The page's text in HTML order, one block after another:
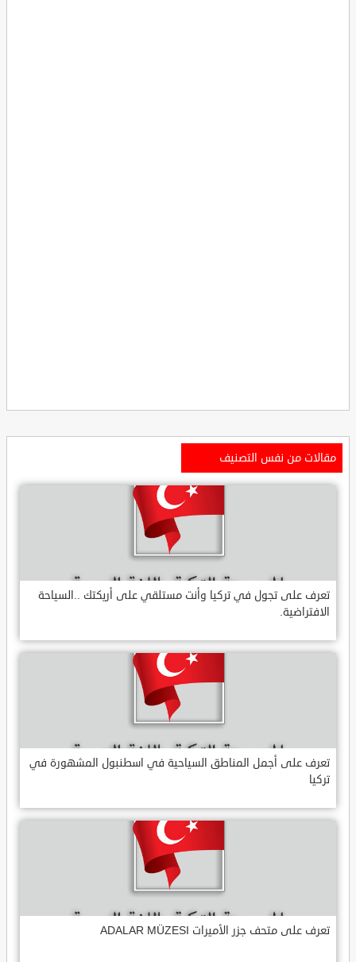
مقالات من نفس التصنيف
تعرف على تجول في تركيا وأنت مستلقي على أريكتك ..السياحة
الافتراضية.
تعرف على أجمل المناطق السياحية في اسطنبول المشهورة في
تركيا
تعرف على متحف جزر الأميرات ADALAR MÜZESI